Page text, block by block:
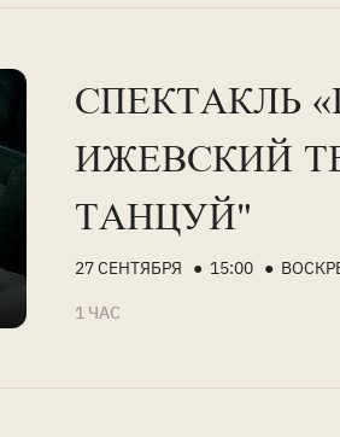
СПЕКТАКЛЬ
ИЖЕВСКИЙ
ТАНЦУЙ"
27 СЕНТЯБРЯ ● 15:00 ●
1 ЧАС